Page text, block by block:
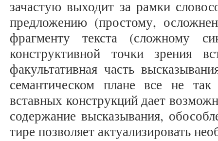
зачастую выходит за рамки
предложению (простому,
фрагменту текста (сложному
конструктивной точки зрения
факультативная часть
семантическом плане все не так
вставных конструкций дает
содержание высказывания,
тире позволяет актуализировать